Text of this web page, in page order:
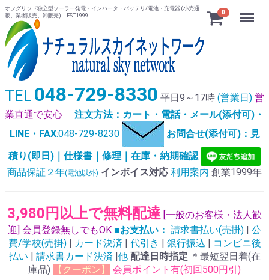
オフグリッド独立型ソーラー発電・インバータ・バッテリ/電池・充電器 (小売通
販、業者販売、卸販売) EST.1999
0 Menu
TEL 048-729-8330 平日9～17時 (営業日) 営
業直通で安心
注文方法：カート・電話・メール(添付可)・
LINE・FAX:048-729-8230
お問合せ(添付可)：見
積り(即日)｜仕様書｜修理｜在庫・納期確認
商品保証２年(電池以外) インボイス対応 利用案内 創業1999年
3,980円以上で無料配達 [一般のお客様・法人歓
迎] 会員登録無しでもOK ■お支払い： 請求書払い(売掛) | 公
費/学校(売掛) | カード決済 | 代引き | 銀行振込 | コンビニ後
払い | 請求書カード決済 |他 配達日時指定 ＊最短翌日着(在
庫品)
【クーポン】 会員ポイント有(初回500円引)